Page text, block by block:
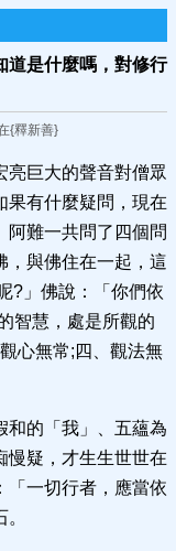
道是什麼嗎，對修行
{釋新善}
亮巨大的聲音對僧眾
果有什麼疑問，現在
阿難一共問了四個問
，與佛住在一起，這
?」佛說：「你們依
智慧，處是所觀的
心無常;四、觀法無
和的「我」、五蘊為
慢疑，才生生世世在
「一切行者，應當依